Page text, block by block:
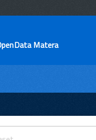
Matera